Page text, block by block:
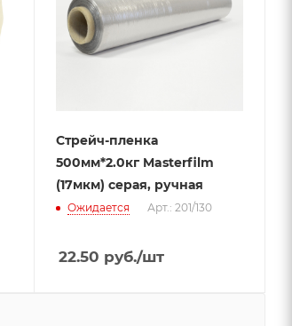
Стрейч-пленка
500мм*2.0кг Masterfilm
(17мкм) серая, ручная
Ожидается Арт.: 201/130
22.50 руб./шт